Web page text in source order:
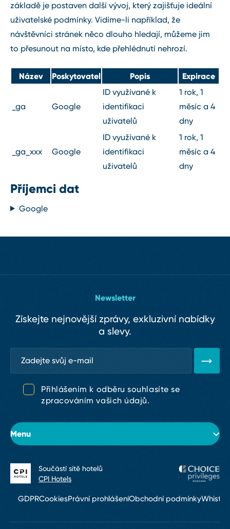
základě je postaven další vývoj, který zajišťuje ideální
uživatelské podmínky. Vidíme-li například, že
návštěvníci stránek něco dlouho hledají, můžeme jim
to přesunout na místo, kde přehlédnutí nehrozí.
Název Poskytovatel Popis Expirace
_ga Google
ID využívané k
identifikaci
uživatelů
1 rok, 1
měsíc a 4
dny
_ga_xxx Google
ID využívané k
identifikaci
uživatelů
1 rok, 1
měsíc a 4
dny
Příjemci dat
Google
Menu
O hotelu
Pokoje
Newsletter
Získejte nejnovější zprávy, exkluzivní nabídky
a slevy.
Přihlášením k odběru souhlasíte se
zpracováním vašich údajů.
GDPRCookiesPrávní prohlášeníObchodní podmínky
Součástí sítě hotelů
CPI Hotels